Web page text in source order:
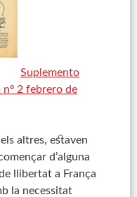
Suplemento
2 febrero de
altres, estaven
d’alguna
llibertat a França
la necessitat